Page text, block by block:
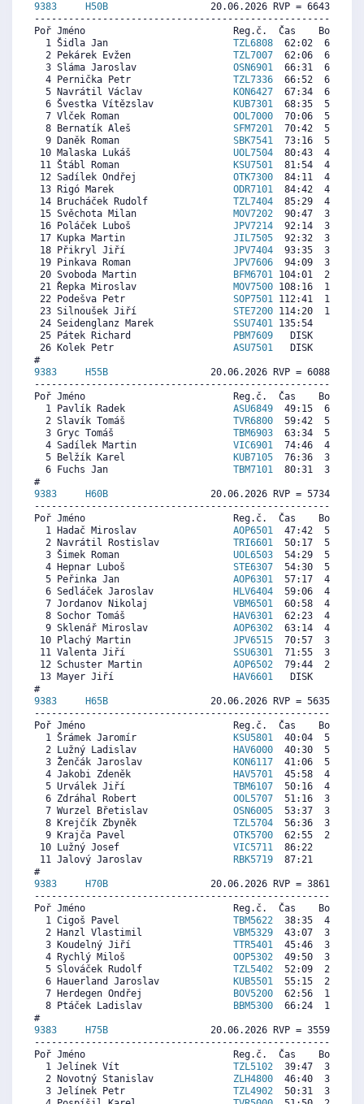
9383
H50B
20.06.2026 RVP = 6643/
Poř Jméno                          Reg.č.  Čas    Body
  1 Šidla Jan
TZL6808
62:02  6632
  2 Pekárek Evžen
TZL7007
62:06  6625
  3 Sláma Jaroslav
OSN6901
66:31  6175
  4 Pernička Petr
TZL7336
66:52  6139
  5 Navrátil Václav
KON6427
67:34  6068
  6 Švestka Vítězslav
KUB7301
68:35  5964
  7 Vlček Roman
OOL7000
70:06  5810
  8 Bernatík Aleš
SFM7201
70:42  5748
  9 Daněk Roman
SBK7541
73:16  5487
10 Malaska Lukáš UOL7504
80:43  4728
11 Štábl Roman
KSU7501
81:54  4607
12 Sadílek Ondřej OTK7300
84:11  4374
13 Rigó Marek ODR7101
84:42  4322
14 Brucháček Rudolf TZL7404
85:29  4242
15 Svěchota Milan MOV7202
90:47  3701
16 Poláček Luboš JPV7214
92:14  3554
17 Kupka Martin JIL7505
92:32  3523
18 Přikryl Jiří JPV7404
93:35  3416
19 Pinkava Roman JPV7606
94:09  3358
20 Svoboda Martin
BFM6701 104:01  2353
21 Řepka Miroslav MOV7500 108:16  1920
22 Podešva Petr SOP7501 112:41  1469
23 Silnoušek Jiří STE7200 114:20  1301
24 Seidenglanz Marek SSU7401 135:54     0
25 Pátek Richard
PBM7609
DISK     0
26 Kolek Petr ASU7501
DISK     0
9383
H55B
20.06.2026 RVP = 6088/
Poř Jméno                          Reg.č.  Čas    Body
  1 Pavlík Radek
ASU6849
49:15  6753
  2 Slavík Tomáš
TVR6800
59:42  5680
  3 Gryc Tomáš
TBM6903
63:34  5282
  4 Sadílek Martin
VIC6901
74:46  4132
  5 Belžík Karel
KUB7105
76:36  3944
  6 Fuchs Jan
TBM7101
80:31  3542
9383
H60B
20.06.2026 RVP = 5734/
Poř Jméno                          Reg.č.  Čas    Body
  1 Hadač Miroslav
AOP6501
47:42  5873
  2 Navrátil Rostislav
TRI6601
50:17  5592
  3 Šimek Roman
UOL6503
54:29  5135
  4 Hepnar Luboš
STE6307
54:30  5133
  5 Peřinka Jan
AOP6301
57:17  4830
  6 Sedláček Jaroslav
HLV6404
59:06  4632
  7 Jordanov Nikolaj
VBM6501
60:58  4429
  8 Sochor Tomáš
HAV6301
62:23  4275
  9 Sklenář Miroslav
AOP6302
63:14  4182
10 Plachý Martin JPV6515
70:57  3342
11 Valenta Jiří SSU6301
71:55  3237
12 Schuster Martin AOP6502
79:44  2386
13 Mayer Jiří
HAV6601
DISK     0
9383
H65B
20.06.2026 RVP = 5635/
Poř Jméno                          Reg.č.  Čas    Body
  1 Šrámek Jaromír
KSU5801
40:04  5475
  2 Lužný Ladislav
HAV6000
40:30  5417
  3 Ženčák Jaroslav
KON6117
41:06  5337
  4 Jakobi Zdeněk
HAV5701
45:58  4688
  5 Urválek Jiří
TBM6107
50:16  4114
  6 Zdráhal Robert
OOL5707
51:16  3981
  7 Wurzel Břetislav
OSN6005
53:37  3667
  8 Krejčík Zbyněk
TZL5704
56:36  3269
  9 Krajča Pavel
OTK5700
62:55  2427
10 Lužný Josef VIC5711
86:22     0
11 Jalový Jaroslav
RBK5719
87:21     0
9383
H70B
20.06.2026 RVP = 3861/
Poř Jméno                          Reg.č.  Čas    Body
  1 Cigoš Pavel
TBM5622
38:35  4026
  2 Hanzl Vlastimil
VBM5329
43:07  3633
  3 Koudelný Jiří
TTR5401
45:46  3403
  4 Rychlý Miloš
OOP5302
49:50  3050
  5 Slováček Rudolf
TZL5402
52:09  2849
  6 Hauerland Jaroslav
KUB5501
55:15  2580
  7 Herdegen Ondřej
BOV5200
62:56  1913
  8 Ptáček Ladislav
BBM5300
66:24  1612
9383
H75B
20.06.2026 RVP = 3559/
Poř Jméno                          Reg.č.  Čas    Body
  1 Jelínek Vít
TZL5102
39:47  3816
  2 Novotný Stanislav
ZLH4800
46:40  3306
  3 Jelínek Petr
TZL4902
50:31  3021